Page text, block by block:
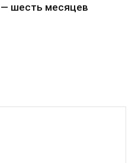
шесть месяцев